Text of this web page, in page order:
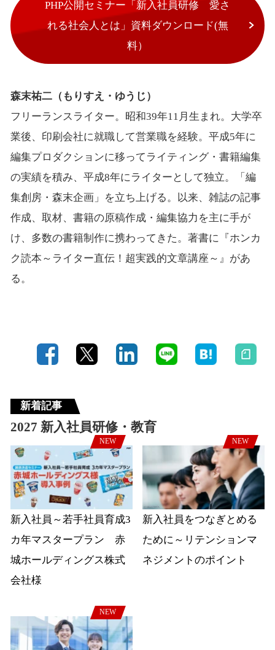
PHP公開セミナー「新入社員研修 愛さ
れる社会人とは」資料ダウンロード(無
料）
森末祐二（もりすえ・ゆうじ）
フリーランスライター。昭和39年11月生まれ。大学卒
業後、印刷会社に就職して営業職を経験。平成5年に
編集プロダクションに移ってライティング・書籍編集
の実績を積み、平成8年にライターとして独立。「編
集創房・森末企画」を立ち上げる。以来、雑誌の記事
作成、取材、書籍の原稿作成・編集協力を主に手が
け、多数の書籍制作に携わってきた。著書に『ホンカ
ク読本～ライター直伝！超実践的文章講座～』があ
る。
新着記事
2027 新入社員研修・教育
NEW
新入社員～若手社員育成3
カ年マスタープラン 赤
城ホールディングス株式
会社様
NEW
新入社員をつなぎとめる
ために～リテンションマ
ネジメントのポイント
NEW